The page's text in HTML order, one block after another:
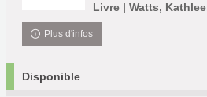
Livre | Watts,
Plus d'infos
Disponible